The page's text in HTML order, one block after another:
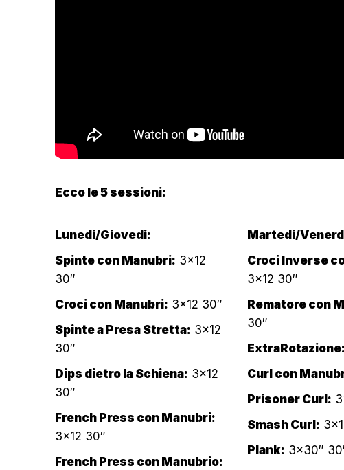
Ecco le 5 sessioni:
Lunedi/Giovedi:
Spinte con Manubri: 3×12
30″
Croci con Manubri: 3×12 30″
Spinte a Presa Stretta: 3×12
30″
Dips dietro la Schiena: 3×12
30″
French Press con Manubri:
3×12 30″
French Press con Manubrio:
Martedi/
Croci Inverse
3×12 30″
Rematore con
30″
ExtraRotazione:
Curl con
Prisoner Curl:
Smash Curl:
Plank: 3×30″